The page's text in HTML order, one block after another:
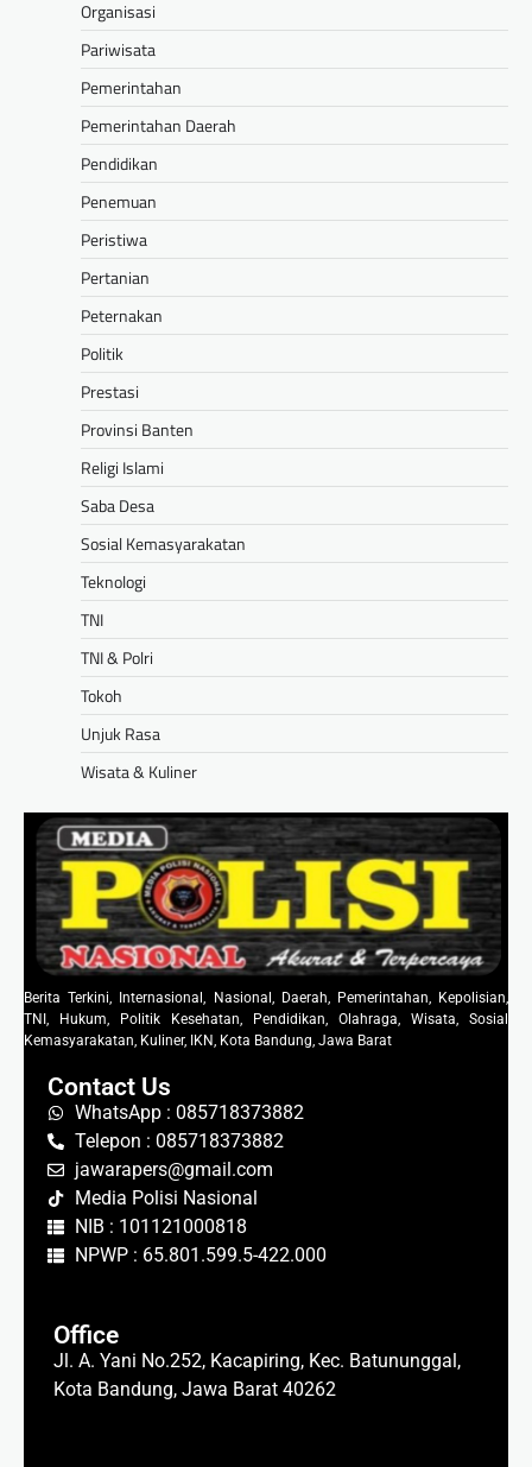
Organisasi
Pariwisata
Pemerintahan
Pemerintahan Daerah
Pendidikan
Penemuan
Peristiwa
Pertanian
Peternakan
Politik
Prestasi
Provinsi Banten
Religi Islami
Saba Desa
Sosial Kemasyarakatan
Teknologi
TNI
TNI & Polri
Tokoh
Unjuk Rasa
Wisata & Kuliner
Berita Terkini, Internasional, Nasional, Daerah, Pemerintahan, Kepolisian,
TNI, Hukum, Politik Kesehatan, Pendidikan, Olahraga, Wisata, Sosial
Kemasyarakatan, Kuliner, IKN, Kota Bandung, Jawa Barat
Contact Us
WhatsApp : 085718373882
Telepon : 085718373882
jawarapers@gmail.com
Media Polisi Nasional
NIB : 101121000818
NPWP : 65.801.599.5-422.000
Office
Jl. A. Yani No.252, Kacapiring, Kec. Batununggal,
Kota Bandung, Jawa Barat 40262